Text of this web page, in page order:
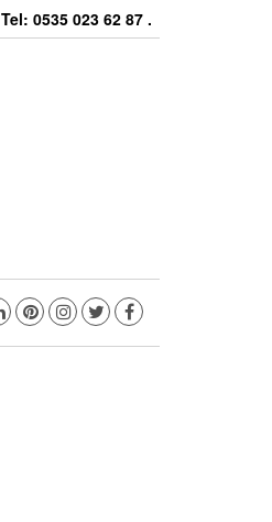
Tel: 0535 023 62 87 .